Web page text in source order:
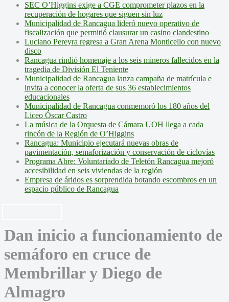
SEC O’Higgins exige a CGE comprometer plazos en la
recuperación de hogares que siguen sin luz
Municipalidad de Rancagua lideró nuevo operativo de
fiscalización que permitió clausurar un casino clandestino
Luciano Pereyra regresa a Gran Arena Monticello con nuevo
disco
Rancagua rindió homenaje a los seis mineros fallecidos en la
tragedia de División El Teniente
Municipalidad de Rancagua lanza campaña de matrícula e
invita a conocer la oferta de sus 36 establecimientos
educacionales
Municipalidad de Rancagua conmemoró los 180 años del
Liceo Óscar Castro
La música de la Orquesta de Cámara UOH llega a cada
rincón de la Región de O’Higgins
Rancagua: Municipio ejecutará nuevas obras de
pavimentación, semaforización y conservación de ciclovías
Programa Abre: Voluntariado de Teletón Rancagua mejoró
accesibilidad en seis viviendas de la región
Empresa de áridos es sorprendida botando escombros en un
espacio público de Rancagua
Dan inicio a funcionamiento de
semáforo en cruce de
Membrillar y Diego de
Almagro